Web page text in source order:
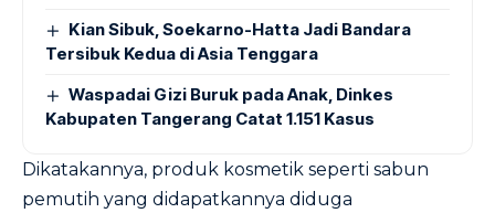
Kian Sibuk, Soekarno-Hatta Jadi Bandara
Tersibuk Kedua di Asia Tenggara
Waspadai Gizi Buruk pada Anak, Dinkes
Kabupaten Tangerang Catat 1.151 Kasus
Dikatakannya, produk kosmetik seperti sabun
pemutih yang didapatkannya diduga